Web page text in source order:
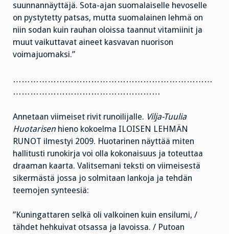
suunnannäyttäjä. Sota-ajan suomalaiselle hevoselle
on pystytetty patsas, mutta suomalainen lehmä on
niin sodan kuin rauhan oloissa taannut vitamiinit ja
muut vaikuttavat aineet kasvavan nuorison
voimajuomaksi.”
……………………………………………………………
……………………………………………
Annetaan viimeiset rivit runoilijalle. Vilja-Tuulia
Huotarisen hieno kokoelma ILOISEN LEHMÄN
RUNOT ilmestyi 2009. Huotarinen näyttää miten
hallitusti runokirja voi olla kokonaisuus ja toteuttaa
draaman kaarta. Valitsemani teksti on viimeisestä
sikermästä jossa jo solmitaan lankoja ja tehdän
teemojen synteesiä:
”Kuningattaren selkä oli valkoinen kuin ensilumi, /
tähdet hehkuivat otsassa ja lavoissa. / Putoan